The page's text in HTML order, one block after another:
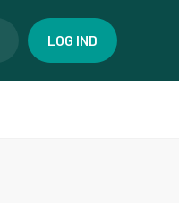
LOG IND